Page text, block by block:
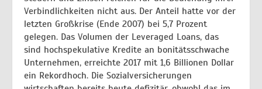
Verbindlichkeiten nicht aus. Der Anteil hatte vor der
letzten Großkrise (Ende 2007) bei 5,7 Prozent
gelegen. Das Volumen der Leveraged Loans, das
sind hochspekulative Kredite an bonitätsschwache
Unternehmen, erreichte 2017 mit 1,6 Billionen Dollar
ein Rekordhoch. Die Sozialversicherungen